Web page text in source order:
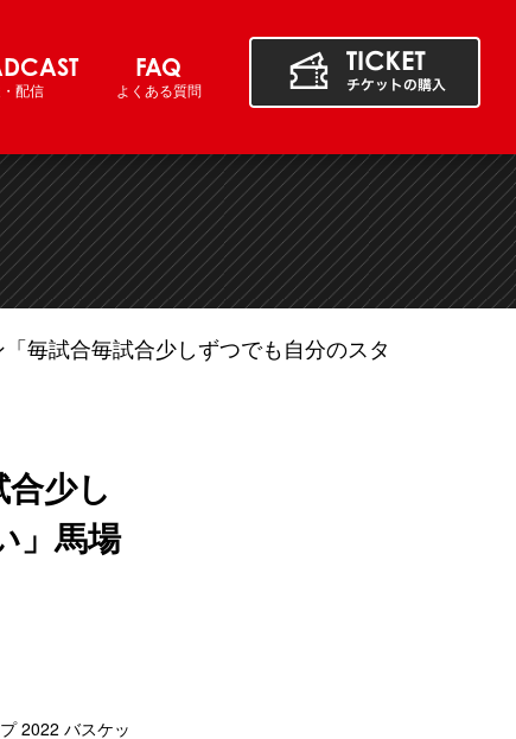
配信
FAQ
よくある質問
毎試合毎試合少しずつでも自分のスタ
少し
」馬場
2022 バスケッ